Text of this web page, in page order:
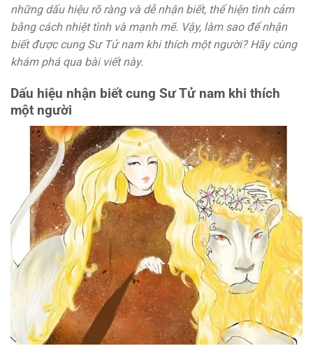
những dấu hiệu rõ ràng và dễ nhận biết, thể hiện tình cảm
bằng cách nhiệt tình và mạnh mẽ. Vậy, làm sao để nhận
biết được cung Sư Tử nam khi thích một người? Hãy cùng
khám phá qua bài viết này.
Dấu hiệu nhận biết cung Sư Tử nam khi thích
một người